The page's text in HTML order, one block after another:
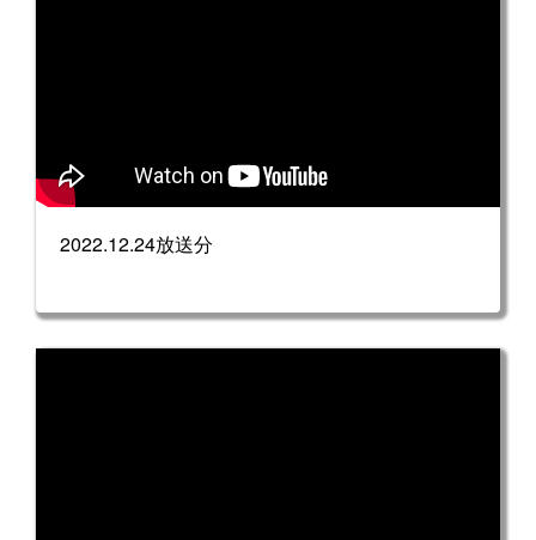
2022.12.24放送分